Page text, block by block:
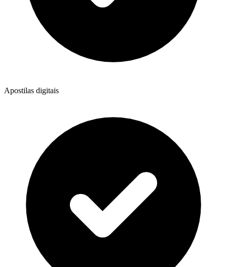
Apostilas digitais